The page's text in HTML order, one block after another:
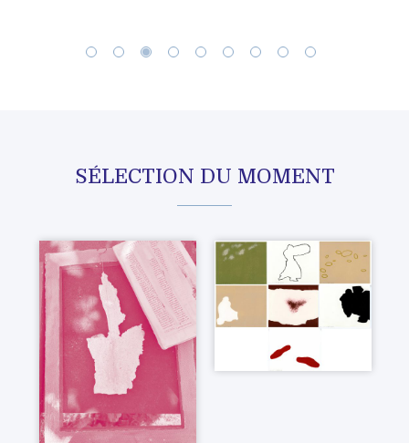
SÉLECTION DU MOMENT